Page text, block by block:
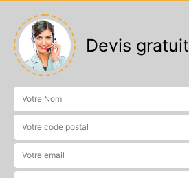
Devis gratuit